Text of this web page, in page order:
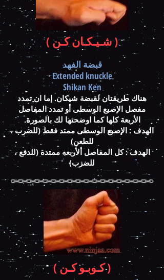
( شـيـكـان كـن )
قبضة الفهد
Extended knuckle
Shikan Ken
هناك طريقتان لقبضة شيكان. إما ان تمدد
مفصل الإصبع الوسطى أو تمدد المفاصل
الأربعة كلها كما اوضحتها لك بالصورة.
الهدف : الإصبع الوسطى ممتد فقط (للضرب ،
للطعن)
الهدف : كل المفاصل ألأربعه ممتدة (للدفع ،
للضرب)
( كـوبـو كـن )